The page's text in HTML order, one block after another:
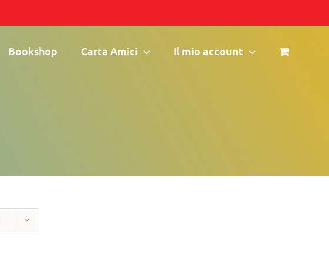
Bookshop Carta Amici Il mio account